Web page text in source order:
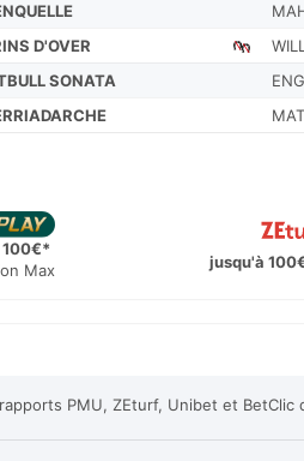
D'OVER
SONATA
100€*
Max
jusqu'à
PMU, ZEturf, Unibet et BetClic